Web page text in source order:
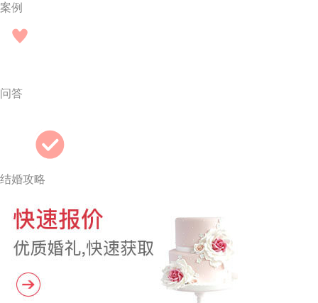
案例
问答
结婚攻略